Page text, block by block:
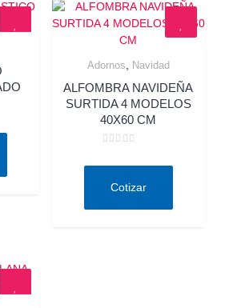
Adornos, Navidad
ALFOMBRA NAVIDEÑA
SURTIDA 4 MODELOS
40X60 CM
deCotizar